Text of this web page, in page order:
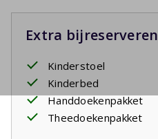
Extra bijreserveren
Kinderstoel
Kinderbed
Handdoekenpakket
Theedoekenpakket